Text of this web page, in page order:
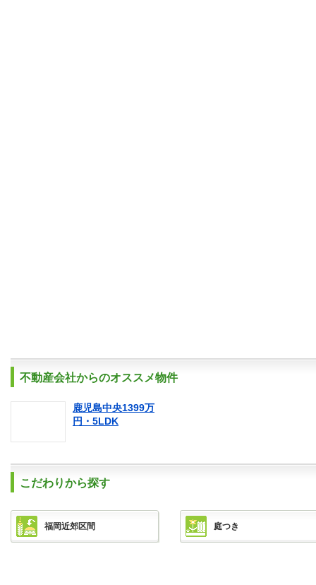
不動産会社からのオススメ物件
鹿児島中央1399万
円・5LDK
こだわりから探す
福岡近郊区間 庭つき